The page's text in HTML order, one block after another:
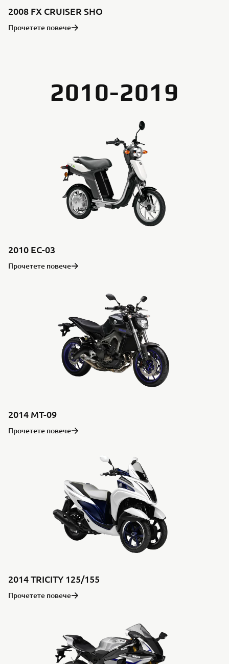
2008 FX CRUISER SHO
Прочетете повече
2010-2019
2010 EC-03
Прочетете повече
2014 MT-09
Прочетете повече
2014 TRICITY 125/155
Прочетете повече